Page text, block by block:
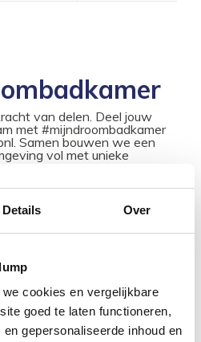
Details Over
cookies en vergelijkbare
goed te laten functioneren,
gepersonaliseerde inhoud en
van delen. Deel jouw
met #mijndroombadkamer
Samen bouwen we een
vol met unieke